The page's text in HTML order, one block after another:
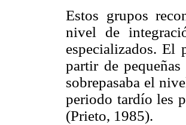
Estos grupos
nivel de
especializados. El
partir de
sobrepasaba el
periodo tardío les
(Prieto, 1985).